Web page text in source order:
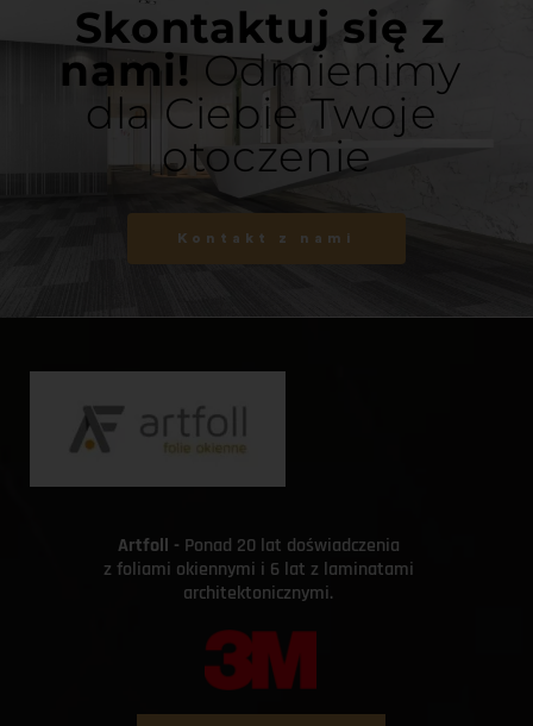
Skontaktuj się z
nami! Odmienimy
dla Ciebie Twoje
otoczenie
Kontakt z nami
Artfoll - Ponad 20 lat doświadczenia
z foliami okiennymi i 6 lat z laminatami
architektonicznymi.